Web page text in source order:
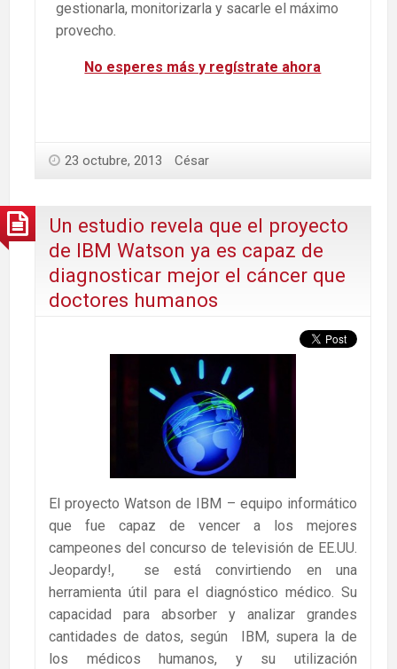
gestionarla, monitorizarla y sacarle el máximo
provecho.
No esperes más y regístrate ahora
23 octubre, 2013 César
Un estudio revela que el proyecto
de IBM Watson ya es capaz de
diagnosticar mejor el cáncer que
doctores humanos
El proyecto Watson de IBM – equipo informático
que fue capaz de vencer a los mejores
campeones del concurso de televisión de EE.UU.
Jeopardy!, se está convirtiendo en una
herramienta útil para el diagnóstico médico. Su
capacidad para absorber y analizar grandes
cantidades de datos, según IBM, supera la de
los médicos humanos, y su utilización